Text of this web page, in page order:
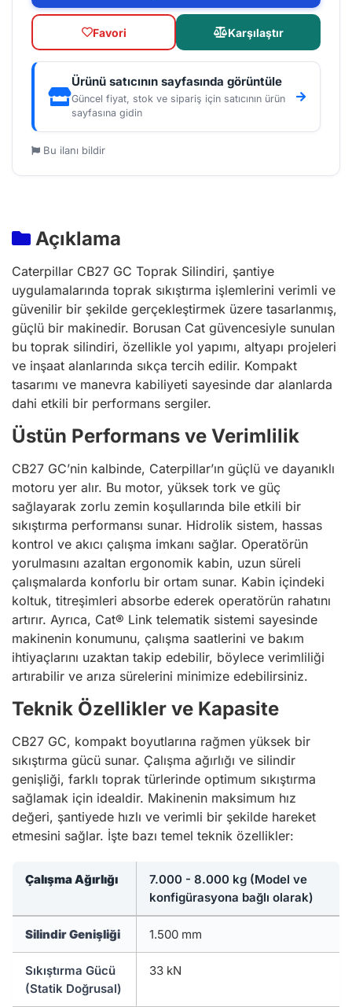
Favori Karşılaştır
Ürünü satıcının sayfasında görüntüle
Güncel fiyat, stok ve sipariş için satıcının ürün
sayfasına gidin
Bu ilanı bildir
Açıklama
Caterpillar CB27 GC Toprak Silindiri, şantiye
uygulamalarında toprak sıkıştırma işlemlerini verimli ve
güvenilir bir şekilde gerçekleştirmek üzere tasarlanmış,
güçlü bir makinedir. Borusan Cat güvencesiyle sunulan
bu toprak silindiri, özellikle yol yapımı, altyapı projeleri
ve inşaat alanlarında sıkça tercih edilir. Kompakt
tasarımı ve manevra kabiliyeti sayesinde dar alanlarda
dahi etkili bir performans sergiler.
Üstün Performans ve Verimlilik
CB27 GC’nin kalbinde, Caterpillar’ın güçlü ve dayanıklı
motoru yer alır. Bu motor, yüksek tork ve güç
sağlayarak zorlu zemin koşullarında bile etkili bir
sıkıştırma performansı sunar. Hidrolik sistem, hassas
kontrol ve akıcı çalışma imkanı sağlar. Operatörün
yorulmasını azaltan ergonomik kabin, uzun süreli
çalışmalarda konforlu bir ortam sunar. Kabin içindeki
koltuk, titreşimleri absorbe ederek operatörün rahatını
artırır. Ayrıca, Cat® Link telematik sistemi sayesinde
makinenin konumunu, çalışma saatlerini ve bakım
ihtiyaçlarını uzaktan takip edebilir, böylece verimliliği
artırabilir ve arıza sürelerini minimize edebilirsiniz.
Teknik Özellikler ve Kapasite
CB27 GC, kompakt boyutlarına rağmen yüksek bir
sıkıştırma gücü sunar. Çalışma ağırlığı ve silindir
genişliği, farklı toprak türlerinde optimum sıkıştırma
sağlamak için idealdir. Makinenin maksimum hız
değeri, şantiyede hızlı ve verimli bir şekilde hareket
etmesini sağlar. İşte bazı temel teknik özellikler:
Çalışma Ağırlığı
7.000 - 8.000 kg (Model ve
konfigürasyona bağlı olarak)
Silindir Genişliği 1.500 mm
Sıkıştırma Gücü
(Statik Doğrusal)
33 kN